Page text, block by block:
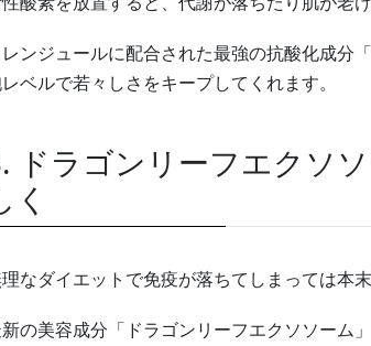
ンジュールに配合された最強の抗酸化成分
ベルで若々しさをキープしてくれます。
ドラゴンリーフエクソ
く
なダイエットで免疫が落ちてしまっては本末
の美容成分「ドラゴンリーフエクソソーム